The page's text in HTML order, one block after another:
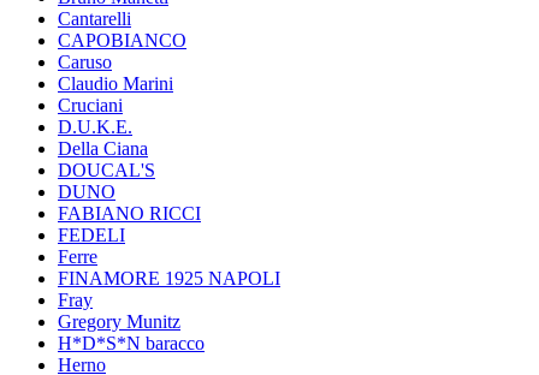
Cantarelli
CAPOBIANCO
Caruso
Claudio Marini
Cruciani
D.U.K.E.
Della Ciana
DOUCAL'S
DUNO
FABIANO RICCI
FEDELI
Ferre
FINAMORE 1925 NAPOLI
Fray
Gregory Munitz
H*D*S*N baracco
Herno